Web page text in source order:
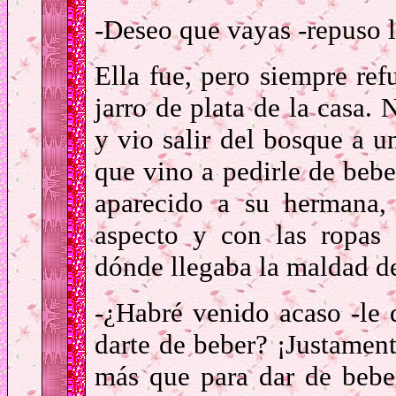
-Deseo que vayas -
Ella fue, pero siempre
jarro de plata de la casa.
y vio salir del bosque a
que vino a pedirle de
aparecido a su
aspecto y con las ropas
dónde llegaba la maldad
-¿Habré venido acaso -le
darte de beber?
más que para dar de